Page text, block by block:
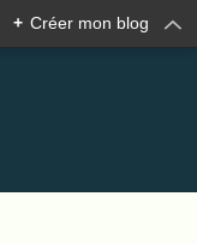
+ Créer mon blog